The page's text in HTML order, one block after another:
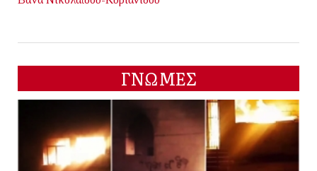
ΓΝΩΜΕΣ